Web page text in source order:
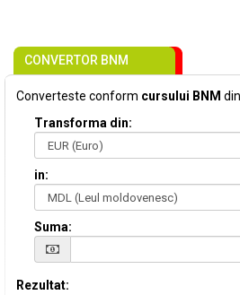
CONVERTOR BNM
Converteste conform cursului BNM din
Transforma din:
in:
Suma:
Rezultat: